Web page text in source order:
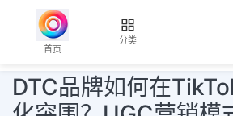
首页
分类
DTC品牌如何在